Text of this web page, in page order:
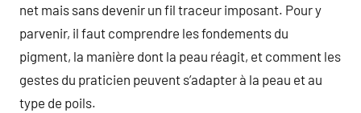
net mais sans devenir un fil traceur imposant. Pour y
parvenir, il faut comprendre les fondements du
pigment, la manière dont la peau réagit, et comment les
gestes du praticien peuvent s’adapter à la peau et au
type de poils.